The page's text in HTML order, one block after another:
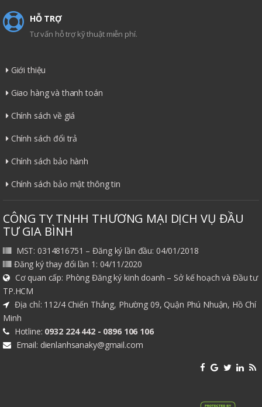
HỖ TRỢ
Tư vấn hỗ trợ kỹ thuật miễn phí.
Giới thiệu
Giao hàng và thanh toán
Chính sách về giá
Chính sách đổi trả
Chính sách bảo hành
Chính sách bảo mật thông tin
CÔNG TY TNHH THƯƠNG MẠI DỊCH VỤ ĐẦU
TƯ GIA BÌNH
MST: 0314816751 – Đăng ký lần đầu: 04/01/2018
Đăng ký thay đổi lần 1: 04/11/2020
Cơ quan cấp: Phòng Đăng ký kinh doanh – Sở kế hoạch và Đầu tư
TP.HCM
Địa chỉ: 112/4 Chiến Thắng, Phường 09, Quận Phú Nhuận, Hồ Chí
Minh
Hotline: 0932 224 442 - 0896 106 106
Email: dienlanhsanaky@gmail.com